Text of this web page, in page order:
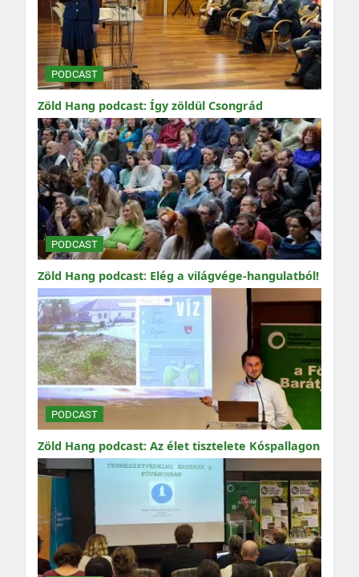
PODCAST
Zöld Hang podcast: Így zöldül Csongrád
PODCAST
Zöld Hang podcast: Elég a világvége-hangulatból!
PODCAST
Zöld Hang podcast: Az élet tisztelete Kóspallagon